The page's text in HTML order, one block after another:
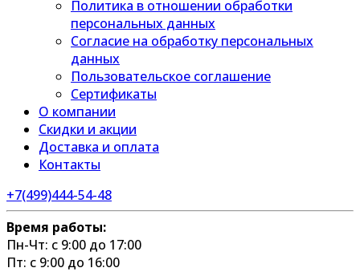
Политика в отношении обработки
персональных данных
Согласие на обработку персональных
данных
Пользовательское соглашение
Сертификаты
О компании
Скидки и акции
Доставка и оплата
Контакты
+7(499)444-54-48
Время работы:
Пн-Чт: с 9:00 до 17:00
Пт: с 9:00 до 16:00